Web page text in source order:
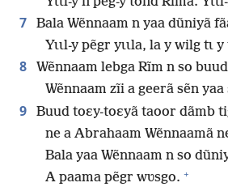
7 Bala Wẽnnaam n yaa dũniyã
Yɩɩl-y pẽgr yɩɩla, la y wilg tɩ
8 Wẽnnaam lebga Rĩm n so
Wẽnnaam zĩi a geerã sẽn yaa
9
Buud toɛy-toɛyã taoor dãmb
ne a Abrahaam Wẽnnaamã
Bala yaa Wẽnnaam n so
A paama pẽgr wʋsgo. +